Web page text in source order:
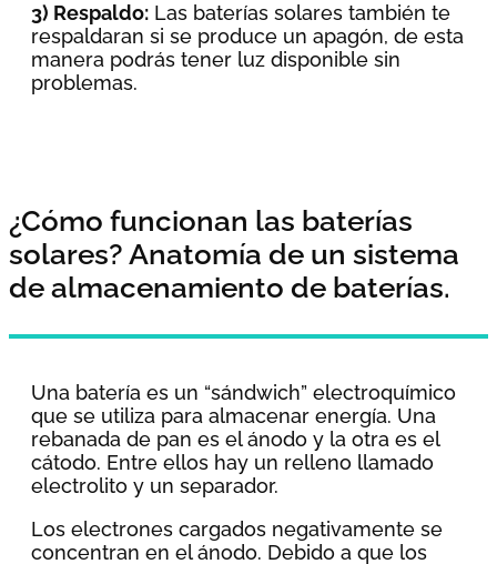
3) Respaldo: Las baterías solares también te
respaldaran si se produce un apagón, de esta
manera podrás tener luz disponible sin
problemas.
¿Cómo funcionan las baterías
solares? Anatomía de un sistema
de almacenamiento de baterías.
Una batería es un “sándwich” electroquímico
que se utiliza para almacenar energía. Una
rebanada de pan es el ánodo y la otra es el
cátodo. Entre ellos hay un relleno llamado
electrolito y un separador.
Los electrones cargados negativamente se
concentran en el ánodo. Debido a que los